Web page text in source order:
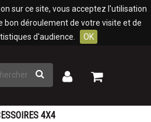
sur ce site, vous acceptez l'utilisation
bon déroulement de votre visite et de
d'audience.
OK
Rechercher
Mon
Mon
4X4